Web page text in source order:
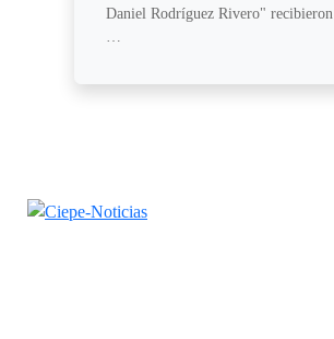
Daniel Rodríguez Rivero" recibieron
…